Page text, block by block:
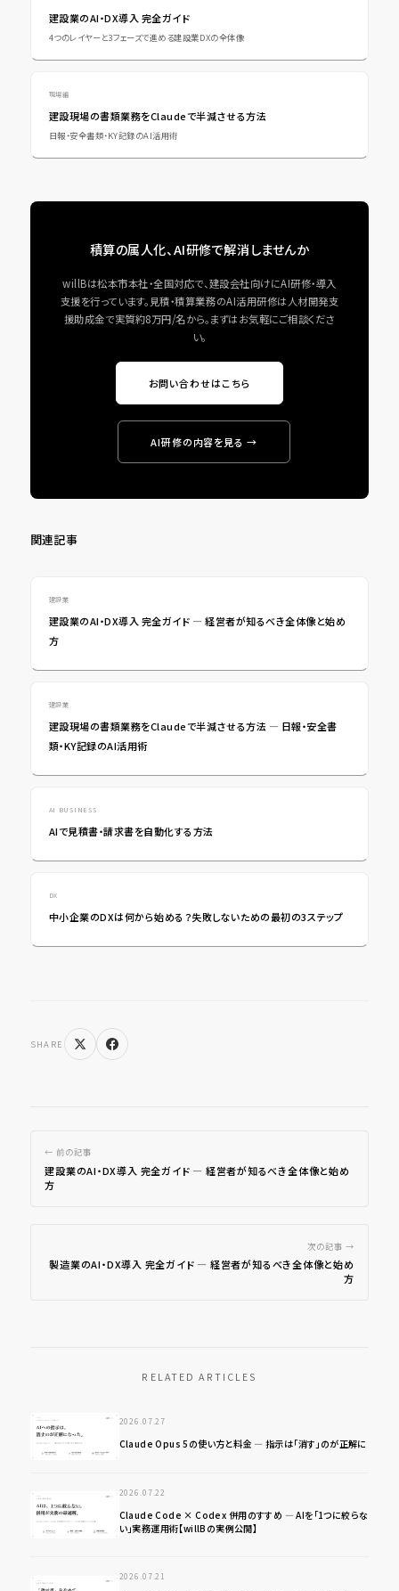
建設業のAI・DX導入 完全ガイド
4つのレイヤーと3フェーズで進める建設業DXの全体像
現場編
建設現場の書類業務をClaudeで半減させる方法
日報・安全書類・KY記録のAI活用術
積算の属人化、AI研修で解消しませんか
willBは松本市本社・全国対応で、建設会社向けにAI研修・導入
支援を行っています。見積・積算業務のAI活用研修は人材開発支
援助成金で実質約8万円/名から。まずはお気軽にご相談くださ
い。
お問い合わせはこちら
AI研修の内容を見る →
関連記事
建設業
建設業のAI・DX導入 完全ガイド ― 経営者が知るべき全体像と始め
方
建設業
建設現場の書類業務をClaudeで半減させる方法 ― 日報・安全書
類・KY記録のAI活用術
AI BUSINESS
AIで見積書・請求書を自動化する方法
DX
中小企業のDXは何から始める？失敗しないための最初の3ステップ
SHARE
← 前の記事
建設業のAI・DX導入 完全ガイド ― 経営者が知るべき全体像と始め
方
次の記事 →
製造業のAI・DX導入 完全ガイド ― 経営者が知るべき全体像と始め
方
RELATED ARTICLES
2026.07.27
Claude Opus 5の使い方と料金 ― 指示は「消す」のが正解に
2026.07.22
Claude Code × Codex 併用のすすめ ― AIを「1つに絞らな
い」実務運用術【willBの実例公開】
2026.07.21